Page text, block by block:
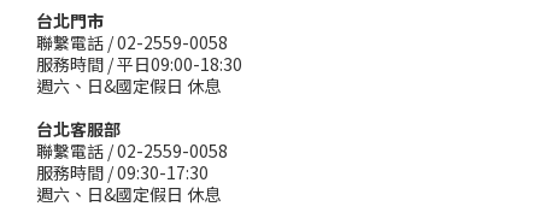
台北門市
聯繫電話 / 02-2559-0058
服務時間 / 平日09:00-18:30
週六、日&國定假日 休息
台北客服部
聯繫電話 / 02-2559-0058
服務時間 / 09:30-17:30
週六、日&國定假日 休息